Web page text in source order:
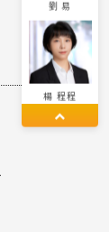
劉 易
楊 程程